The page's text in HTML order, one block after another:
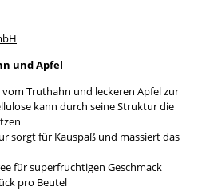
und Apfel
Truthahn und leckeren Apfel zur
kann durch seine Struktur die
sorgt für Kauspaß und massiert das
für superfruchtigen Geschmack
pro Beutel